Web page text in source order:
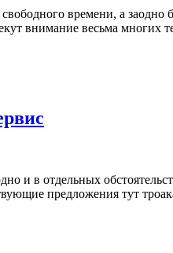
времени, а заодно
внимание весьма многих
и в отдельных
предложения тут